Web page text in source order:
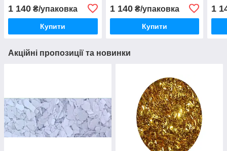
3230, розмір 1/064
(0.4мм), 1кг
1 140 ₴/упаковка
Купити
3230, розмір 1/128
(0.2мм), 1кг
1 140₴/упаковка
Купити
1
Акційні пропозиції та новинки